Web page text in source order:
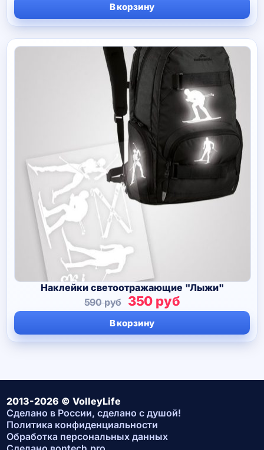
В корзину
Наклейки светоотражающие "Лыжи"
590руб Первоначальная
цена
составляла
590 руб.
350 рубТекущая
цена:
350 руб.
В корзину
2013-2026 © VolleyLife
Сделано в России, сделано с душой!
Политика конфиденциальности
Обработка персональных данных